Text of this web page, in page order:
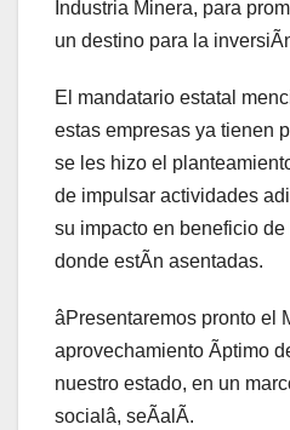
Industria Minera, para
un destino para la
El mandatario estatal
estas empresas ya tienen
se les hizo el
de impulsar actividades
su impacto en beneficio
donde estÃn asentadas.
âPresentaremos pronto el
aprovechamiento Ãptimo
nuestro estado, en un
socialâ, seÃalÃ.